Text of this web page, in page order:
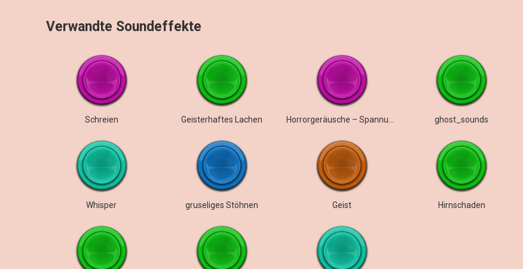
Verwandte Soundeffekte
Schreien Geisterhaftes Lachen ghost_sounds
Whisper gruseliges Stöhnen Geist Hirnschaden